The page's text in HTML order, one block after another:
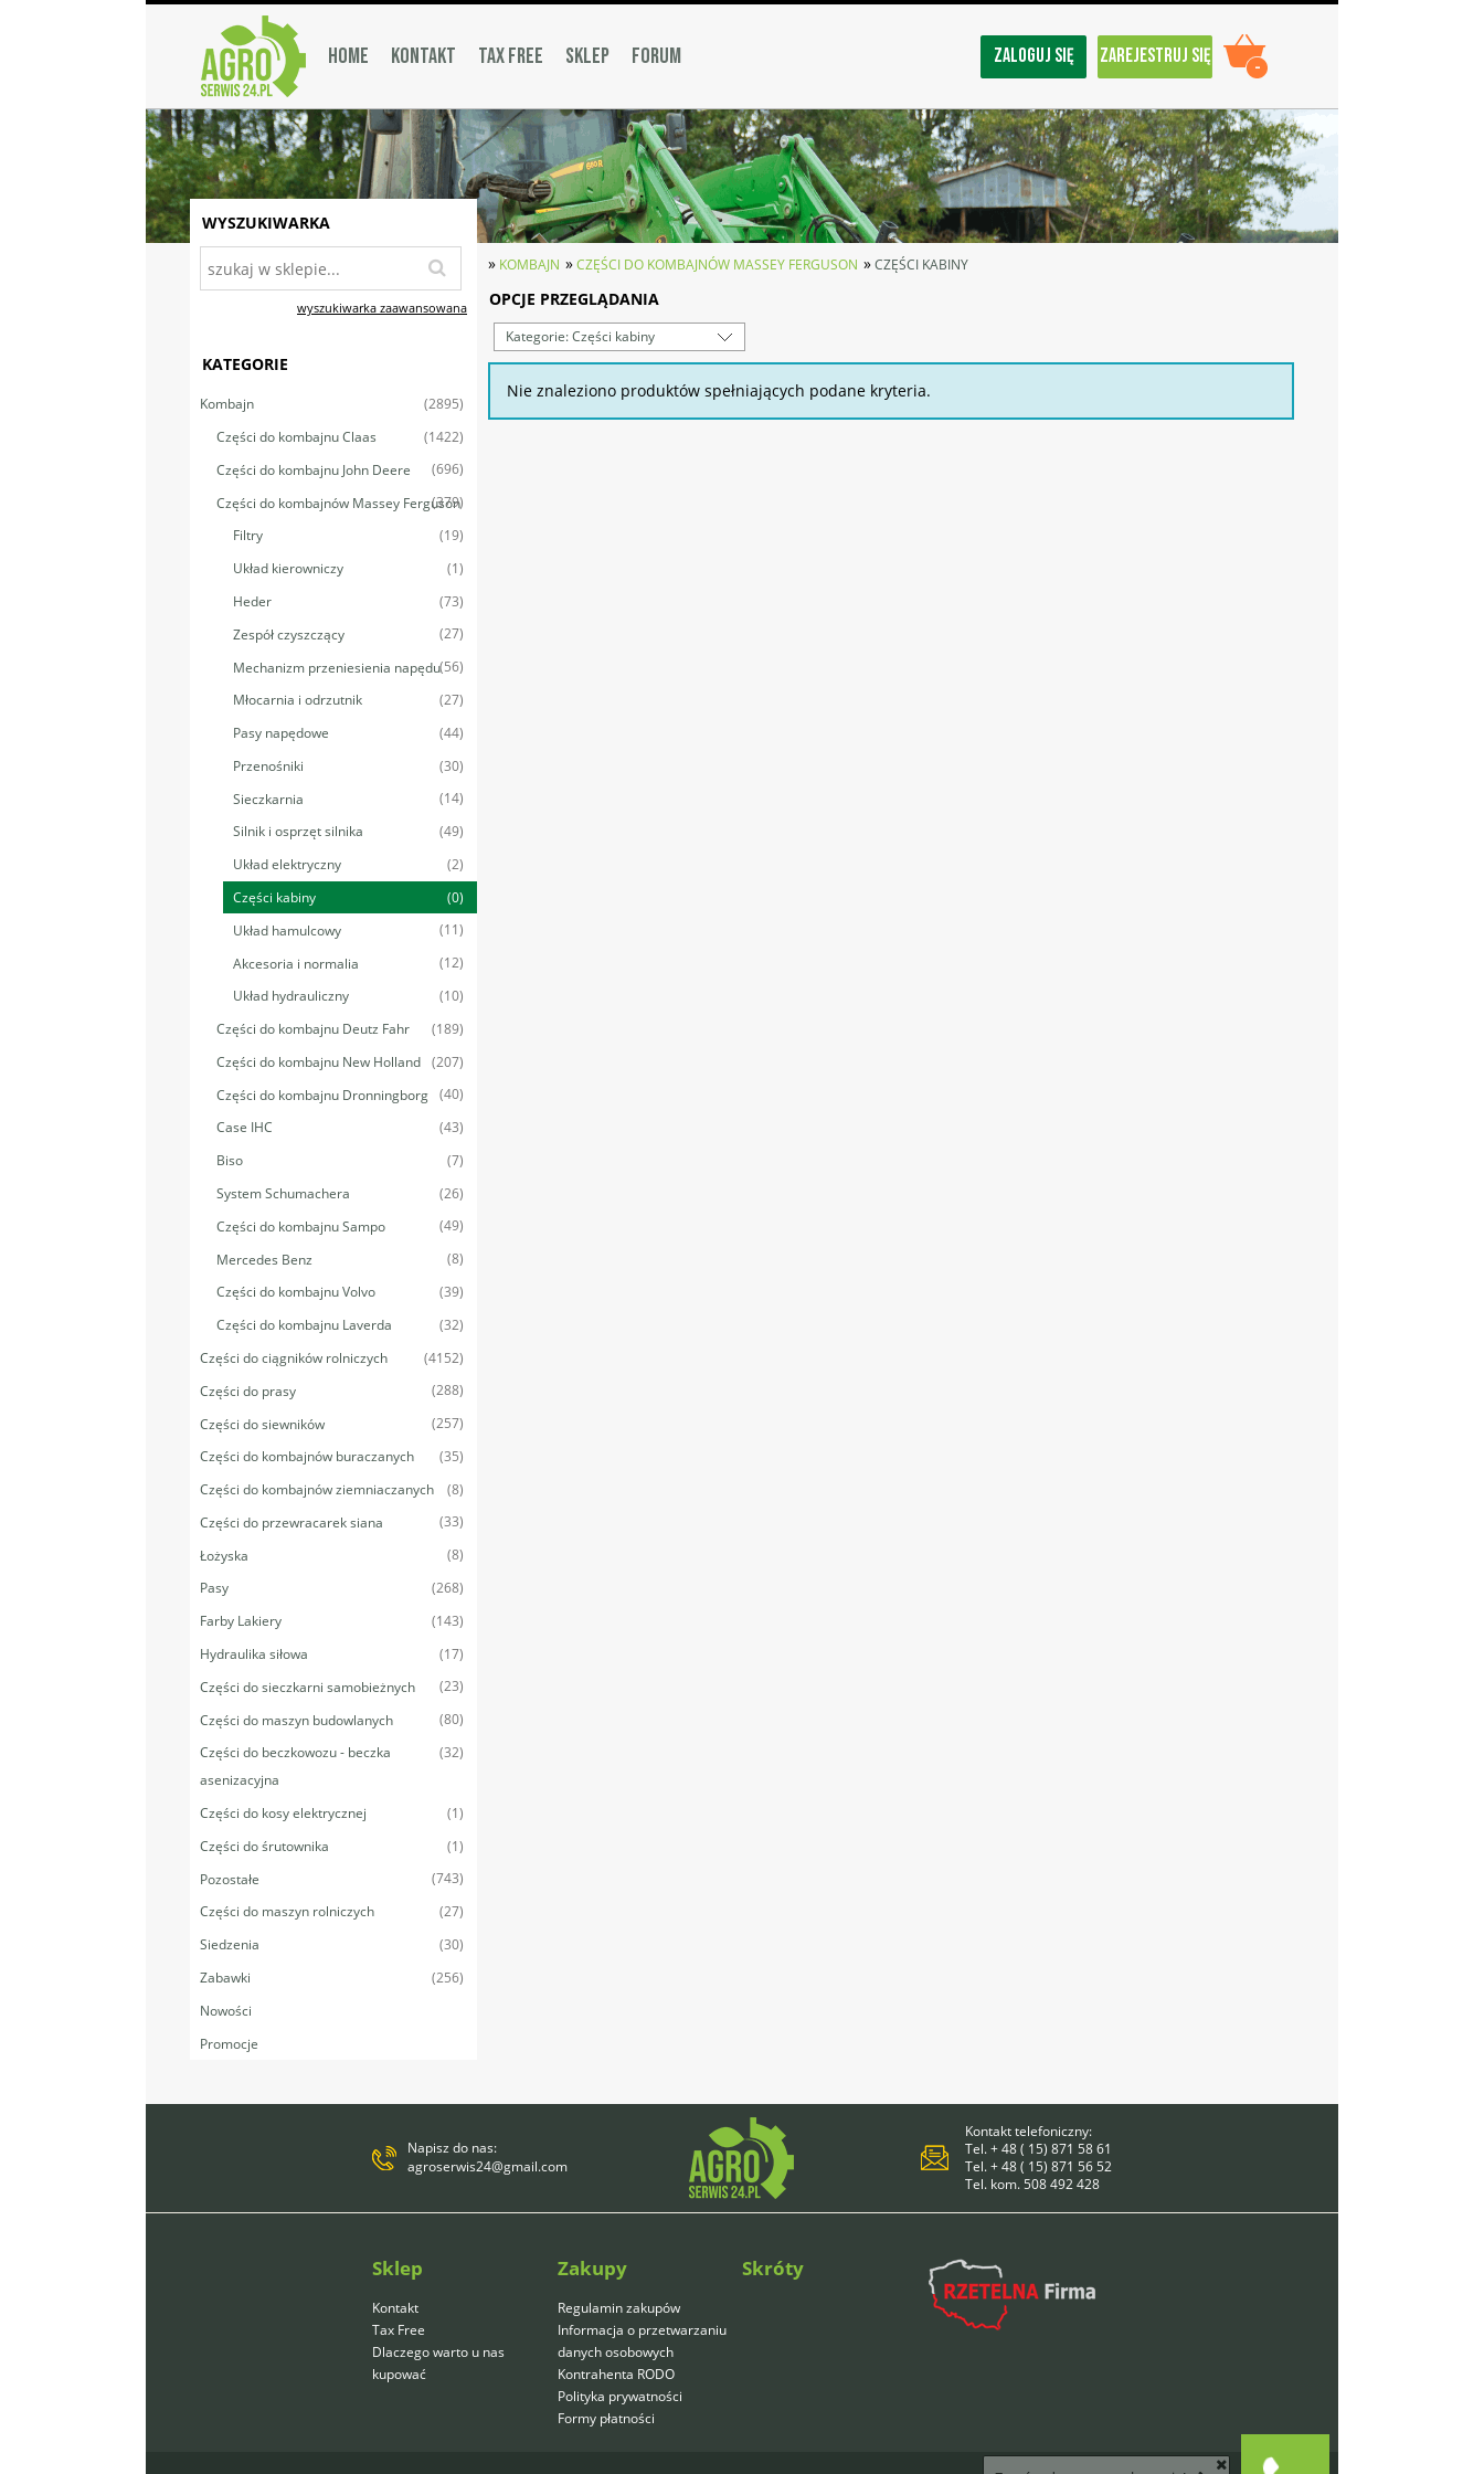
HOME KONTAKT TAX FREE SKLEP FORUM ZALOGUJ SIĘ ZAREJESTRUJ SIĘ
-
WYSZUKIWARKA
wyszukiwarka zaawansowana
KATEGORIE
Kombajn
(2895)
Części do kombajnu Claas
(1422)
Części do kombajnu John Deere
(696)
Części do kombajnów Massey Ferguson
(379)
Filtry
(19)
Układ kierowniczy
(1)
Heder
(73)
Zespół czyszczący
(27)
Mechanizm przeniesienia napędu(56)
Młocarnia i odrzutnik
(27)
Pasy napędowe
(44)
Przenośniki
(30)
Sieczkarnia
(14)
Silnik i osprzęt silnika
(49)
Układ elektryczny
(2)
Części kabiny
(0)
Układ hamulcowy
(11)
Akcesoria i normalia
(12)
Układ hydrauliczny
(10)
Części do kombajnu Deutz Fahr
(189)
Części do kombajnu New Holland (207)
Części do kombajnu Dronningborg (40)
Case IHC
(43)
Biso
(7)
System Schumachera
(26)
Części do kombajnu Sampo
(49)
Mercedes Benz
(8)
Części do kombajnu Volvo
(39)
Części do kombajnu Laverda
(32)
Części do ciągników rolniczych
(4152)
Części do prasy
(288)
Części do siewników
(257)
Części do kombajnów buraczanych
(35)
Części do kombajnów ziemniaczanych
(8)
Części do przewracarek siana
(33)
Łożyska
(8)
Pasy
(268)
Farby Lakiery
(143)
Hydraulika siłowa
(17)
Części do sieczkarni samobieżnych
(23)
Części do maszyn budowlanych
(80)
Części do beczkowozu - beczka
asenizacyjna
(32)
Części do kosy elektrycznej
(1)
Części do śrutownika
(1)
Pozostałe
(743)
Części do maszyn rolniczych
(27)
Siedzenia
(30)
Zabawki
(256)
Nowości
Promocje
» KOMBAJN »CZĘŚCI DO KOMBAJNÓW MASSEY FERGUSON »CZĘŚCI KABINY
OPCJE PRZEGLĄDANIA
Kategorie: Części kabiny
Nie znaleziono produktów spełniających podane kryteria.
Napisz do nas:
agroserwis24@gmail.com
Kontakt telefoniczny:
Tel. + 48 ( 15) 871 58 61
Tel. + 48 ( 15) 871 56 52
Tel. kom. 508 492 428
Sklep
Kontakt
Tax Free
Dlaczego warto u nas
kupować
Zakupy
Regulamin zakupów
Informacja o przetwarzaniu
danych osobowych
Kontrahenta RODO
Polityka prywatności
Formy płatności
Skróty